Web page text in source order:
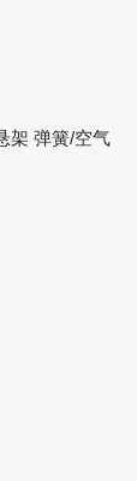
架 弹簧/空气